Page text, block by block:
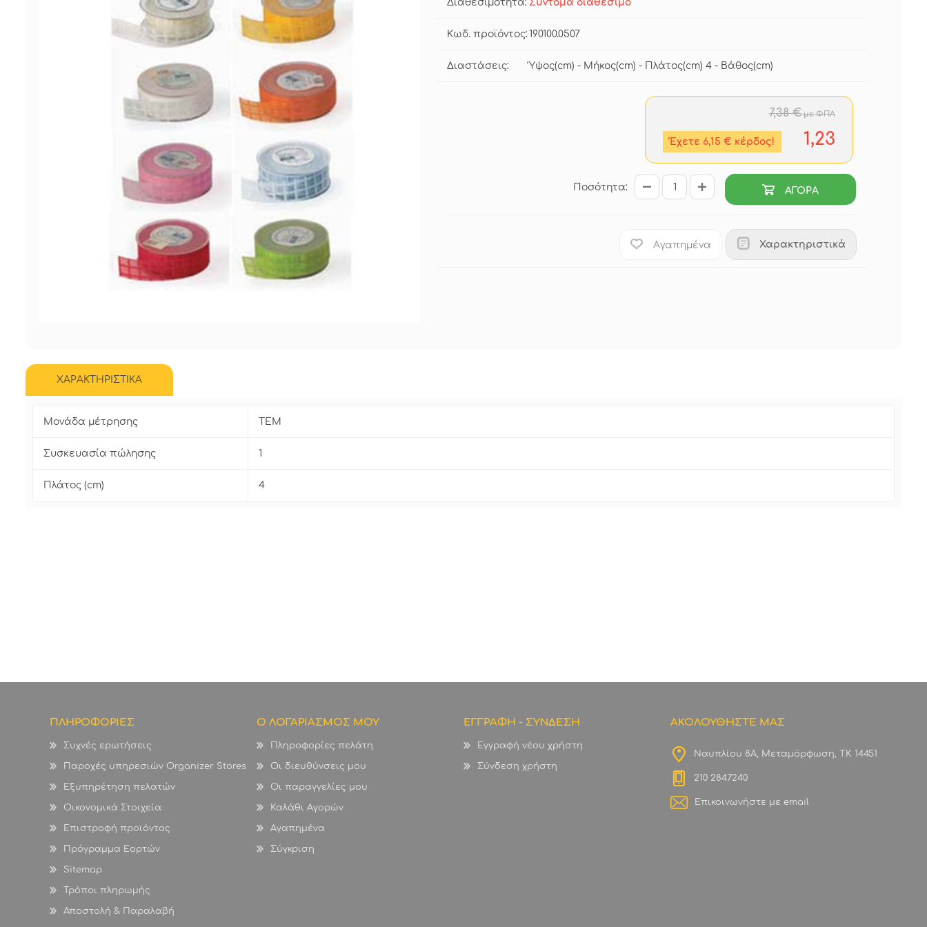
Διαθεσιμότητα: Σύντομα διαθέσιμο
Κωδ. προϊόντος: 190100.0507
Διαστάσεις: Ύψος(cm) - Μήκος(cm) - Πλάτος(cm) 4 - Βάθος(cm)
7,38 €με ΦΠΑ
Έχετε 6,15 € κέρδος! 1,23
Ποσότητα: ΑΓΟΡΑ
Αγαπημένα Χαρακτηριστικά
ΧΑΡΑΚΤΗΡΙΣΤΙΚΑ
Μονάδα μέτρησης ΤΕΜ
Συσκευασία πώλησης 1
Πλάτος (cm) 4
ΠΛΗΡΟΦΟΡΙΕΣ
Συχνές ερωτήσεις
Παροχές υπηρεσιών Organizer Stores
Εξυπηρέτηση πελατών
Οικονομικά Στοιχεία
Επιστροφή προϊόντος
Πρόγραμμα Εορτών
Sitemap
Τρόποι πληρωμής
Αποστολή & Παραλαβή
Ο ΛΟΓΑΡΙΑΣΜΟΣ ΜΟΥ
Πληροφορίες πελάτη
Οι διευθύνσεις μου
Οι παραγγελίες μου
Καλάθι Αγορών
Αγαπημένα
Σύγκριση
ΕΓΓΡΑΦΗ - ΣΥΝΔΕΣΗ
Εγγραφή νέου χρήστη
Σύνδεση χρήστη
ΑΚΟΛΟΥΘΗΣΤΕ ΜΑΣ
Ναυπλίου 8Α, Μεταμόρφωση, ΤΚ 14451
210 2847240
Επικοινωνήστε με email